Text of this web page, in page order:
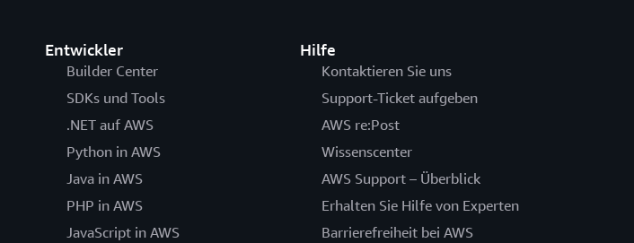
Entwickler
Builder Center
SDKs und Tools
.NET auf AWS
Python in AWS
Java in AWS
PHP in AWS
JavaScript in AWS
Hilfe
Kontaktieren Sie uns
Support-Ticket aufgeben
AWS re:Post
Wissenscenter
AWS Support – Überblick
Erhalten Sie Hilfe von Experten
Barrierefreiheit bei AWS